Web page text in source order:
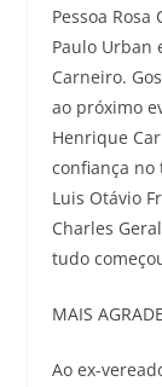
Pessoa Rosa
Paulo Urban
Carneiro.
ao próximo
Henrique
confiança no
Luis Otávio
Charles
tudo
MAIS
Ao ex-